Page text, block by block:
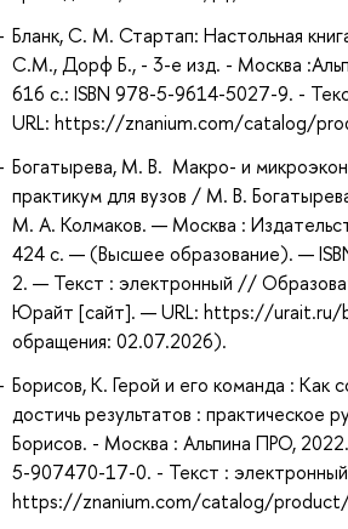
Бланк, С. М. Стартап: Настольная
С.М., Дорф Б., - 3-е изд. - Москва
616 с.: ISBN 978-5-9614-5027-9. -
URL: https://znanium.com/catalog/
Богатырева, М. В. Макро- и
практикум для вузов / М. В.
М. А. Колмаков. — Москва :
424 с. — (Высшее образование). —
2. — Текст : электронный //
Юрайт [сайт]. — URL: https://urait.ru/
обращения: 02.07.2026).
Борисов, К. Герой и его команда : Как
достичь результатов : практическое
Борисов. - Москва : Альпина ПРО,
5-907470-17-0. - Текст :
https://znanium.com/catalog/